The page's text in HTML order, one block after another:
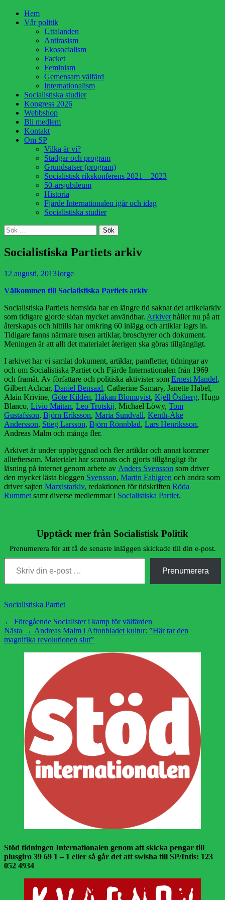
HoppaHem
Vår politik
Uttalanden
Antirasism
Ekosocialism
Facket
Feminism
Gemensam välfärd
Internationalism
Socialistiska studier
Kongress 2026
Webbshop
Bli medlem
Kontakt
Om SP
Vilka är vi?
Stadgar och program
Grundsatser (program)
Socialistisk rikskonferens 2021 – 2023
50-årsjubileum
Historia
Fjärde Internationalen igår och idag
Socialistiska studier
Sök
Sök
efter:
Socialistiska Partiets arkiv
Publicerad
12 augusti, 2013Författare
Jorge
Välkommen till Socialistiska Partiets arkiv
Socialistiska Partiets hemsida har en längre tid saknat det artikelarkiv
som tidigare gjorde sidan mycket användbar. Arkivet håller nu på att
återskapas och hittills har omkring 60 inlägg och artiklar lagts in.
Tidigare fanns närmare tusen artiklar, broschyrer och dokument.
Meningen är att allt det materialet återigen ska göras tillgängligt.
I arkivet har vi samlat dokument, artiklar, pamfletter, tidningar av
och om Socialistiska Partiet och Fjärde Internationalen från 1969
och framåt. Av författare och politiska aktivister som Ernest Mandel,
Gilbert Achcar, Daniel Bensaid, Catherine Samary, Janette Habel,
Alain Krivine, Göte Kildén, Håkan Blomqvist, Kjell Östberg, Hugo
Blanco, Livio Maitan, Leo Trotskij, Michael Löwy, Tom
Gustafsson, Björn Eriksson, Maria Sundvall, Kenth-Åke
Andersson, Stieg Larsson, Björn Rönnblad, Lars Henriksson,
Andreas Malm och många fler.
Arkivet är under uppbyggnad och fler artiklar och annat kommer
allteftersom. Materialet har scannats och gjorts tillgängligt för
läsning på internet genom arbete av Anders Svensson som driver
den mycket lästa bloggen Svensson, Martin Fahlgren och andra som
driver sajten Marxistarkiv, redaktionen för tidskriften Röda
Rummet samt diverse medlemmar i Socialistiska Partiet.
Upptäck mer från Socialistisk Politik
Prenumerera för att få de senaste inläggen skickade till din e-post.
Skriv din e-post …
Prenumerera
Kategorier
Socialistiska Partiet
Inläggsnavigering
← Föregående Föregående
inlägg:
Socialister i kamp för välfärden
Nästa → Nästa
inlägg:
Andreas Malm i Aftonbladet kultur: ”Här tar den
magnifika revolutionen slut”
Stöd tidningen Internationalen genom att skicka pengar till
plusgiro 39 69 1 – 1 eller så går det att swisha till SP/Intis: 123
052 4934